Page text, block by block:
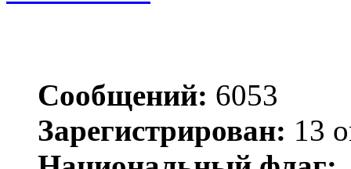
Сообщений: 6053
Зарегистрирован: 13